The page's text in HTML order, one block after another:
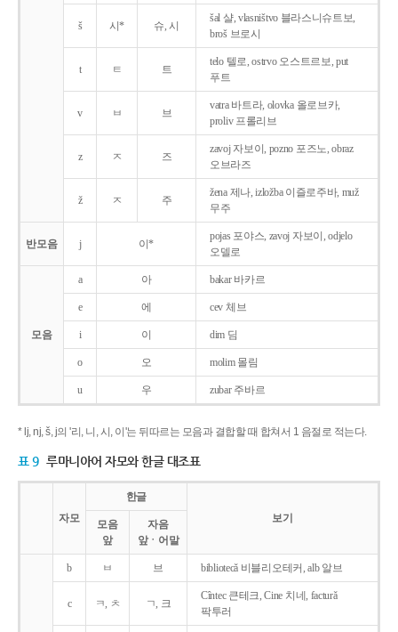
š 시* 슈, 시
šal 샬, vlasništvo 블라스니슈트보,
broš 브로시
t ㅌ 트
telo 텔로, ostrvo 오스트르보, put
푸트
v ㅂ 브
vatra 바트라, olovka 올로브카,
proliv 프롤리브
z ㅈ 즈
zavoj 자보이, pozno 포즈노, obraz
오브라즈
ž ㅈ 주
žena 제나, izložba 이즐로주바, muž
무주
반모음 j 이*
pojas 포야스, zavoj 자보이, odjelo
오델로
모음
a 아 bakar 바카르
e 에 cev 체브
i 이 dim 딤
o 오 molim 몰림
u 우 zubar 주바르
* lj, nj, š, j의 '리, 니, 시, 이'는 뒤따르는 모음과 결합할 때 합쳐서 1 음절로 적는다.
표 9 루마니아어 자모와 한글 대조표
자모
한글
보기
모음
앞
자음
앞ㆍ어말
b ㅂ 브 bibliotecǎ 비블리오테커, alb 알브
c ㅋ, ㅊ ㄱ, 크
Cîntec 큰테크, Cine 치네, facturǎ
팍투러